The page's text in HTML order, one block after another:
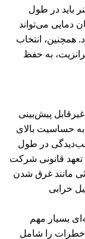
باید در طول
دمایی می‌تواند
همچنین، انتخاب
به حفظ
پیش‌بینی
حساسیت بالای
در طول
تعهد قانونی شرکت
مانند غرق شدن
خرابی
بسیار مهم
خطرات را شامل